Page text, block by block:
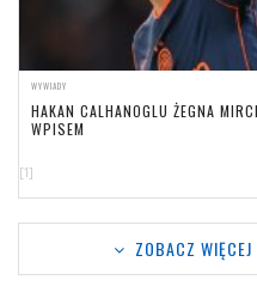
WYWIADY
HAKAN CALHANOGLU ŻEGNA
WPISEM
[1]
ZOBACZ